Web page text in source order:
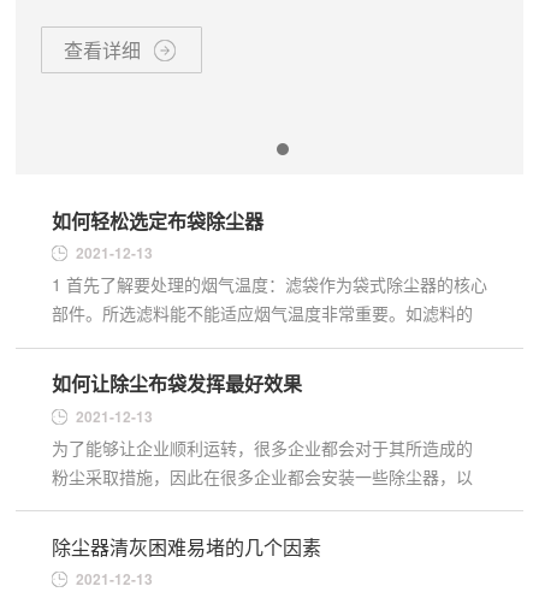
查看详细
如何轻松选定布袋除尘器
2021-12-13
1 首先了解要处理的烟气温度：滤袋作为袋式除尘器的核心
部件。所选滤料能不能适应烟气温度非常重要。如滤料的
正常使用温度超出烟气的温度太多，因高温滤料的成本较
高造成设备...
如何让除尘布袋发挥最好效果
2021-12-13
为了能够让企业顺利运转，很多企业都会对于其所造成的
粉尘采取措施，因此在很多企业都会安装一些除尘器，以
减少有害气体的排放。当一个企业在购买除尘器时，不仅
需要购买好的...
除尘器清灰困难易堵的几个因素
2021-12-13